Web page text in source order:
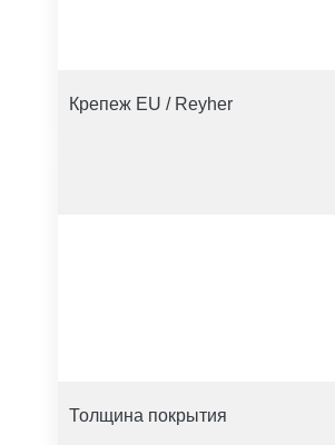
Крепеж EU / Reyher
Толщина покрытия